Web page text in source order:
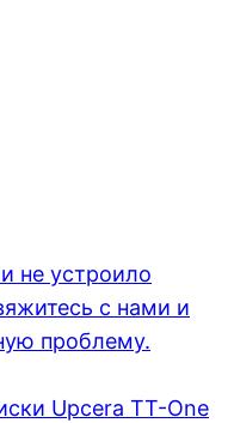
не устроило
с нами и
проблему.
Upcera TT-One